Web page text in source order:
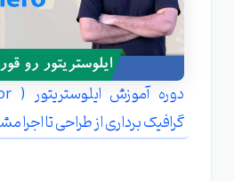
گرافیک برداری از طراحی تا اجرا